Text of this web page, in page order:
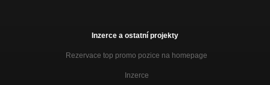
Inzerce a ostatní projekty
Rezervace top promo pozice na homepage
Inzerce